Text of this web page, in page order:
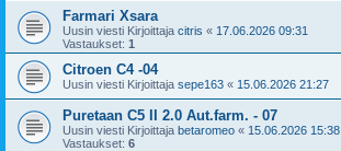
Farmari Xsara
Uusin viesti Kirjoittaja citris « 17.06.2026 09:31
Vastaukset: 1
Citroen C4 -04
Uusin viesti Kirjoittaja sepe163 « 15.06.2026 21:27
Puretaan C5 II 2.0 Aut.farm. - 07
Uusin viesti Kirjoittaja betaromeo « 15.06.2026 15:38
Vastaukset: 6